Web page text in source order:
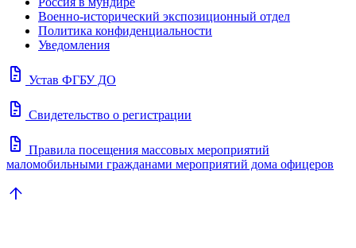
Военно-исторический экспозиционный отдел
Политика конфиденциальности
Уведомления
docs Устав ФГБУ ДО
docs Свидетельство о регистрации
docs Правила посещения массовых мероприятий
маломобильными гражданами мероприятий дома офицеров
arrow_upward